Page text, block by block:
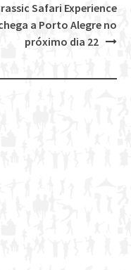
Safari Experience
a Porto Alegre no
próximo dia 22